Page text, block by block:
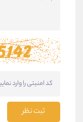
ثبت نظر